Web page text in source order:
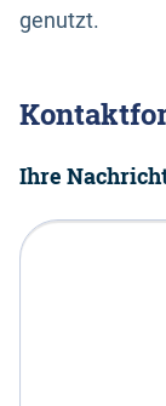
genutzt.
Ihre